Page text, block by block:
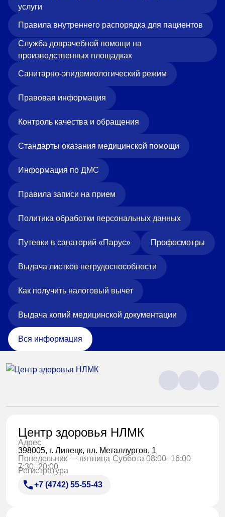
услуги
Правила внутреннего распорядка для пациентов
Служба доврачебной помощи на
производственных площадках
Санитарно-эпидемиологический режим
Правовая информация
Контроль качества и обращения
Стандарты оказания медицинской помощи
Информация по ДМС
Правила записи на прием
Политика обработки персональных данных
Путевки в санаторий «Парус» Профосмотры
Выдача листков нетрудоспособности
Как получить налоговый вычет
Выдача копий медицинской документации
Вся информация
Центр здоровья НЛМК
Адрес
398005, г. Липецк, пл. Металлургов, 1
Понедельник — пятница
7:30–20:00
Суббота 08:00–16:00
Регистратура
+7 (4742) 55-55-43